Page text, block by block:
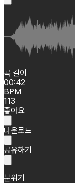
곡 길이
00:42
BPM
113
좋아요
다운로드
공유하기
분위기